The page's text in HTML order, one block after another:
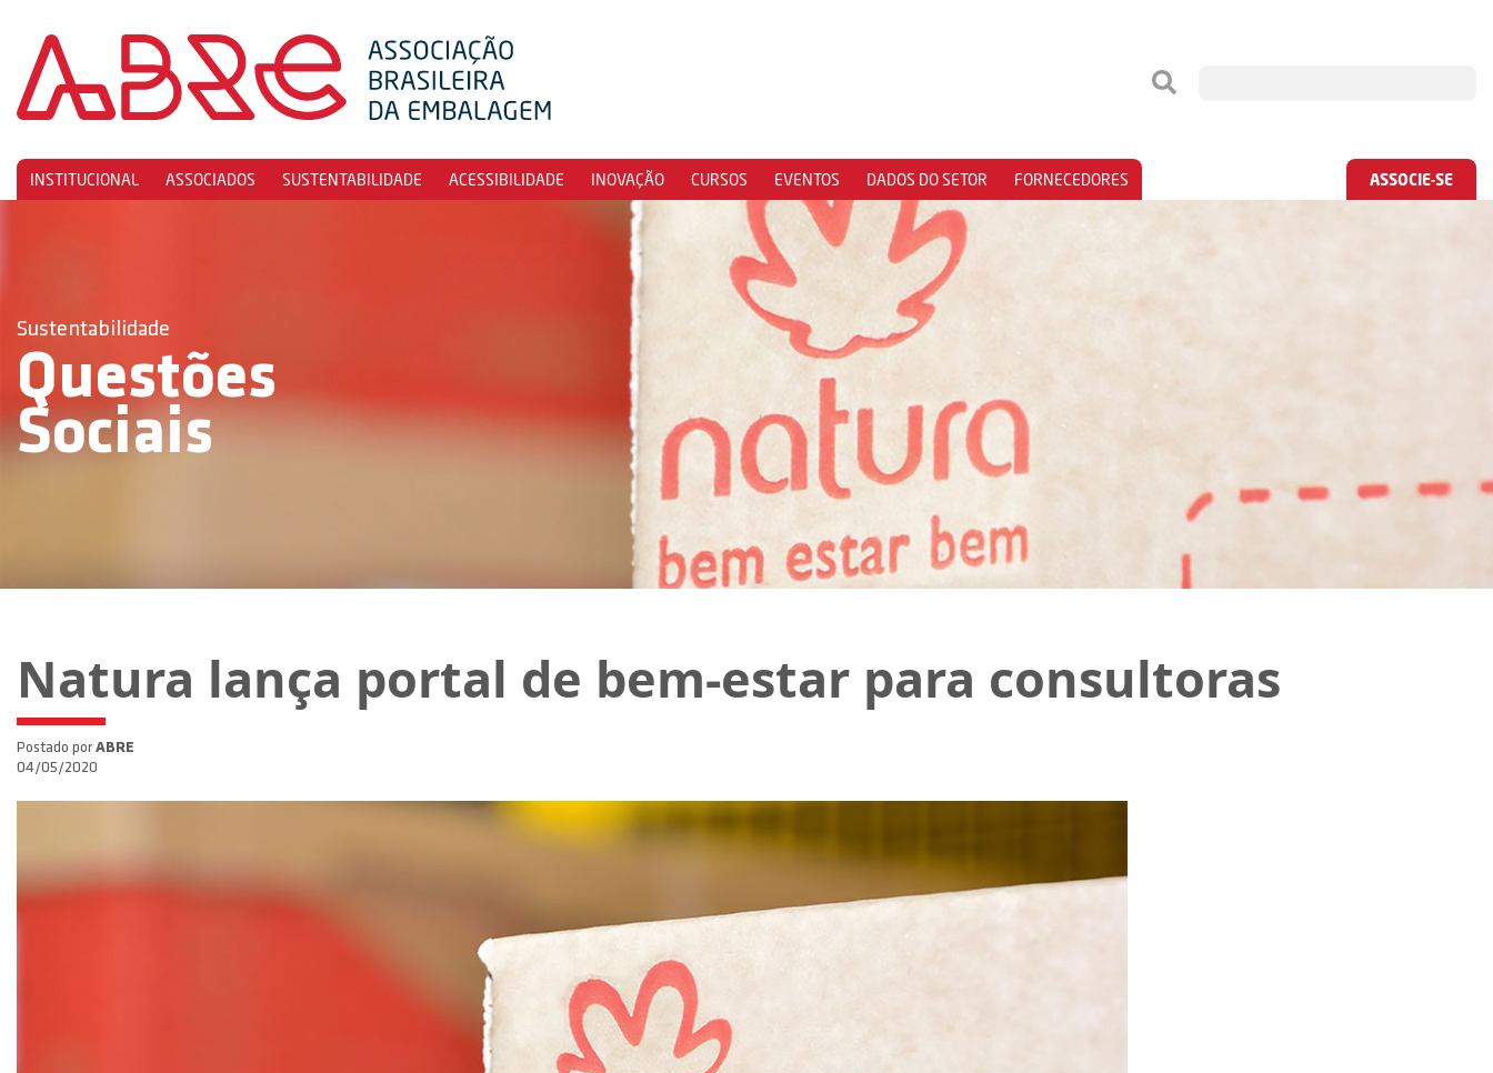
INSTITUCIONAL ASSOCIADOS SUSTENTABILIDADE ACESSIBILIDADE INOVAÇÃO CURSOS EVENTOS DADOS DO SETOR FORNECEDORES ASSOCIE-SE
Sustentabilidade
Questões
Sociais
Natura lança portal de bem-estar para consultoras
Postado por ABRE
04/05/2020